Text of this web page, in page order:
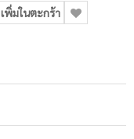
เพิ่มในตะกร้า